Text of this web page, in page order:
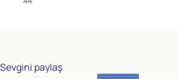
Sevgini paylaş